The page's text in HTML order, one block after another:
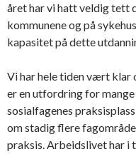
året har vi hatt veldig tett
kommunene og på
kapasitet på dette
Vi har hele tiden vært klar
er en utfordring for
sosialfagenes
om stadig flere
praksis. Arbeidslivet har